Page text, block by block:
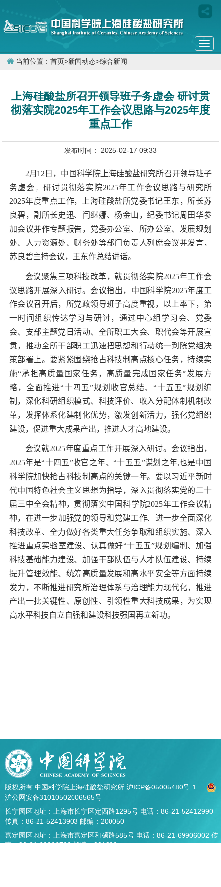
当前位置： 首页>新闻动态>综合新闻
上海硅酸盐所召开领导班子务虚会 研讨贯
彻落实院2025年工作会议思路与2025年度
重点工作
发布时间： 2025-02-17 09:33
2月 12 日，中国科学院上海硅酸盐研究所召开领导班子
务虚会，研讨贯彻落实院2025年工作会议思路与研究所
2025年度重点工作，上海硅酸盐所党委书记王东，所长苏
良碧，副所长史迅、闫继娜、杨金山，纪委书记周田华参
加会议并作专题报告，党委办公室、所办公室、发展规划
处、人力资源处、财务处等部门负责人列席会议并发言，
苏良碧主持会议，王东作总结讲话。
会议聚焦三项科技改革，就贯彻落实院2025年工作会
议思路开展深入研讨。会议指出，中国科学院2025年度工
作会议召开后，所党政领导班子高度重视，以上率下，第
一时间组织传达学习与研讨，通过中心组学习会、党委
会、支部主题党日活动、全所职工大会、职代会等开展宣
贯，推动全所干部职工迅速把思想和行动统一到院党组决
策部署上。要紧紧围绕抢占科技制高点核心任务，持续实
施“承担高质量国家任务，高质量完成国家任务”发展方
略，全面推进“十四五”规划收官总结、“十五五”规划编
制，深化科研组织模式、科技评价、收入分配体制机制改
革，发挥体系化建制化优势，激发创新活力，强化党组织
建设，促进重大成果产出，推进人才高地建设。
会议就2025年度重点工作开展深入研讨。会议指出，
2025年是“十四五”收官之年、“十五五”谋划之年,也是中国
科学院加快抢占科技制高点的关键一年。要以习近平新时
代中国特色社会主义思想为指导，深入贯彻落实党的二十
届三中全会精神，贯彻落实中国科学院2025年工作会议精
神， 在进一步加强党的领导和党建工作、进一步全面深化
科技改革、全力做好各类重大任务争取和组织实施、深入
推进重点实验室建设、认真做好“十五五”规划编制、加强
科技基础能力建设、加强干部队伍与人才队伍建设、持续
提升管理效能、统筹高质量发展和高水平安全等方面持续
发力，不断推进研究所治理体系与治理能力现代化， 推进
产出一批关键性、原创性、引领性重大科技成果，为实现
高水平科技自立自强和建设科技强国再立新功。
版权所有 中国科学院上海硅酸盐研究所 沪ICP备05005480号-1
沪公网安备31010502006565号
长宁园区地址：上海市长宁区定西路1295号 电话：86-21-52412990
传真：86-21-52413903 邮编：200050
嘉定园区地址：上海市嘉定区和硕路585号 电话：86-21-69906002 传
真：86-21-69906700 邮编：201899